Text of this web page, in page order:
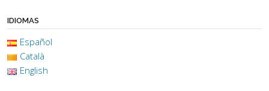
IDIOMAS
Español
Català
English